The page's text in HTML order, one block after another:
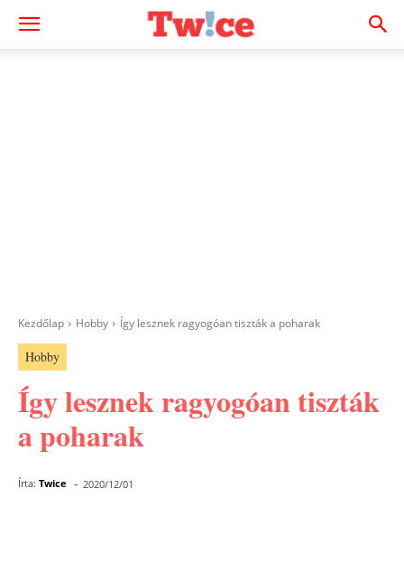
Kezdőlap Hobby Így lesznek ragyogóan tiszták a poharak
Hobby
Így lesznek ragyogóan tiszták
a poharak
Írta: Twice - 2020/12/01